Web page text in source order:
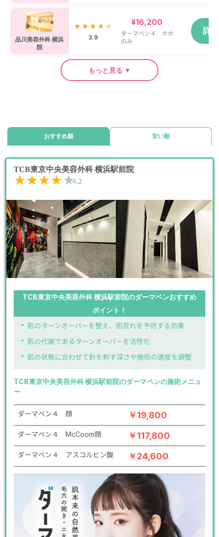
品川美容外科 横浜
院
★★★★ ★
3.9
¥16,200
ダーマペン４ ホホ
のみ
詳
もっと見る ▼
おすすめ順 安い順
TCB東京中央美容外科 横浜駅前院
★★★★★
★★★★★4.2
TCB東京中央美容外科 横浜駅前院のダーマペンおすすめ
ポイント！
肌のターンオーバーを整え、肌荒れを予防する効果
肌の代謝であるターンオーバーを活性化
肌の状態に合わせて針を刺す深さや施術の速度を調整
TCB東京中央美容外科 横浜駅前院のダーマペンの施術メニュ
ー
ダーマペン４ 顔 ￥19,800
ダーマペン４ McCoom顔 ￥117,800
ダーマペン４ アスコルビン酸 ￥24,600